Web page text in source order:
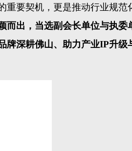
重要契机，更是推动行业规范
而出，当选副会长单位与执委
牌深耕佛山、助力产业IP升级